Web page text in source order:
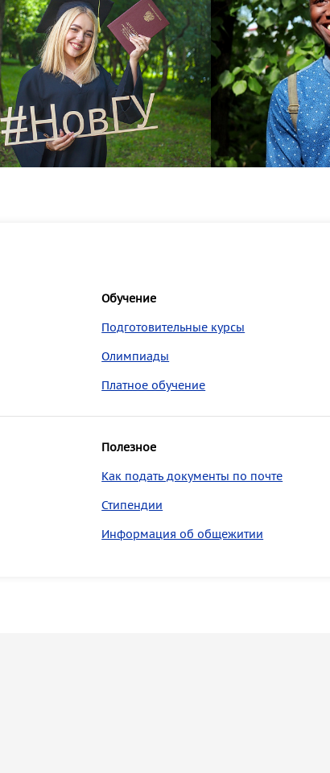
Обучение
Подготовительные курсы
Олимпиады
Платное обучение
Полезное
Как подать документы по почте
Стипендии
Информация об общежитии